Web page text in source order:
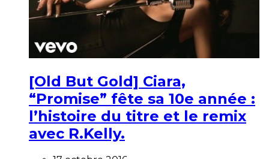
[Old But Gold] Ciara,
“Promise” fête sa 10e année :
l’histoire du titre et le remix
avec R.Kelly.